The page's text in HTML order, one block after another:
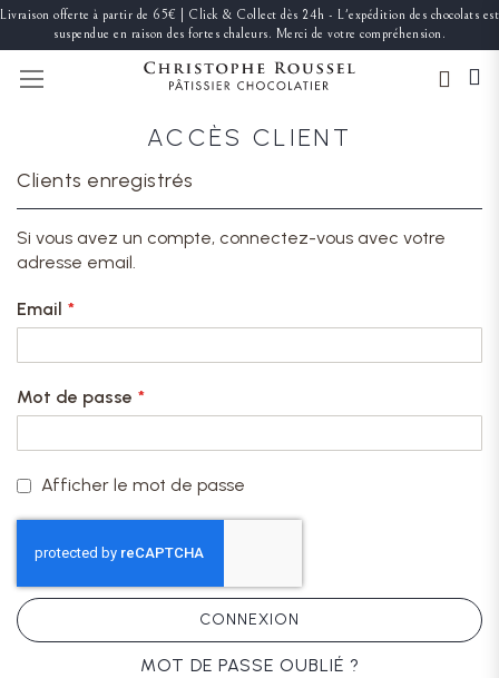
Livraison offerte à partir de 65€ | Click & Collect dès 24h - L'expédition des chocolats est
suspendue en raison des fortes chaleurs. Merci de votre compréhension.
ACCÈS CLIENT
Clients enregistrés
Si vous avez un compte, connectez-vous avec votre
adresse email.
Email
Mot de passe
Afficher le mot de passe
CONNEXION
MOT DE PASSE OUBLIÉ ?